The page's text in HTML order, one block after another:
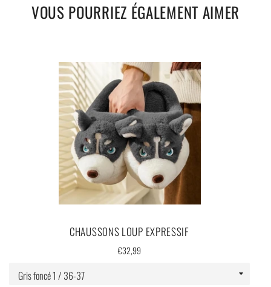
différences d'affichage.
pour un confort toujours plus stylé !
VOUS POURRIEZ ÉGALEMENT AIMER
CHAUSSONS LOUP EXPRESSIF
Prix
€32,99